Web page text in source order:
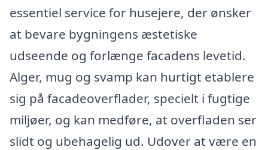
essentiel service for husejere, der ønsker
at bevare bygningens æstetiske
udseende og forlænge facadens levetid.
Alger, mug og svamp kan hurtigt etablere
sig på facadeoverflader, specielt i fugtige
miljøer, og kan medføre, at overfladen ser
slidt og ubehagelig ud. Udover at være en